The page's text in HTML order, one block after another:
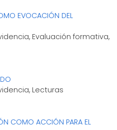
EVOCACIÓN DEL
Evaluación formativa,
Lecturas
COMO ACCIÓN PARA EL